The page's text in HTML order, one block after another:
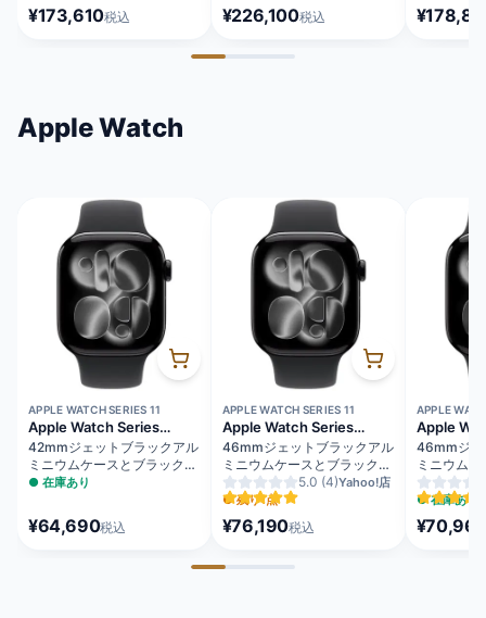
タニウム SIMフリー
[MYMY3J/A]
¥173,610税込
ジ SIMフリー [MFY94J/A]
¥226,100税込
Apple Watch
APPLE WATCH SERIES 11
Apple Watch Series
11（GPSモデル）
42mmジェットブラックアル
ミニウムケースとブラックス
ポーツバンド - M/L
● 在庫あり
¥64,690税込
APPLE WATCH SERIES 11
Apple Watch Series
11（GPS + Cellularモデ
ル）
46mmジェットブラックアル
ミニウムケースとブラックス
ポーツバンド - S/M
MFC24J/A
5.0 (4)Yahoo!店
●残り1点
¥76,190税込
APPLE
Apple
11（GPS
46mmジェ
ミニウム
ポーツバ
MEUX4J/A
●在庫あり
¥70,960